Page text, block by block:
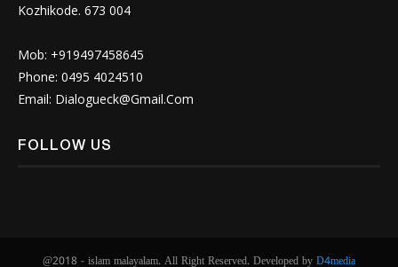
Kozhikode. 673 004
Mob: +919497458645
Phone: 0495 4024510
Email: Dialogueck@Gmail.Com
FOLLOW US
@2018 - islam malayalam. All Right Reserved. Developed by D4media